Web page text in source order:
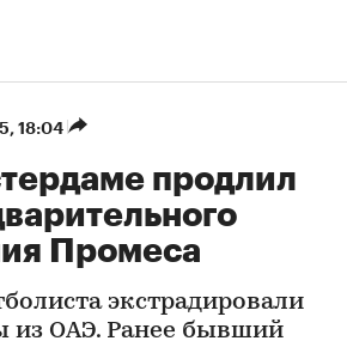
18:04
продлил
Промеса
экстрадировали
из ОАЭ. Ранее бывший